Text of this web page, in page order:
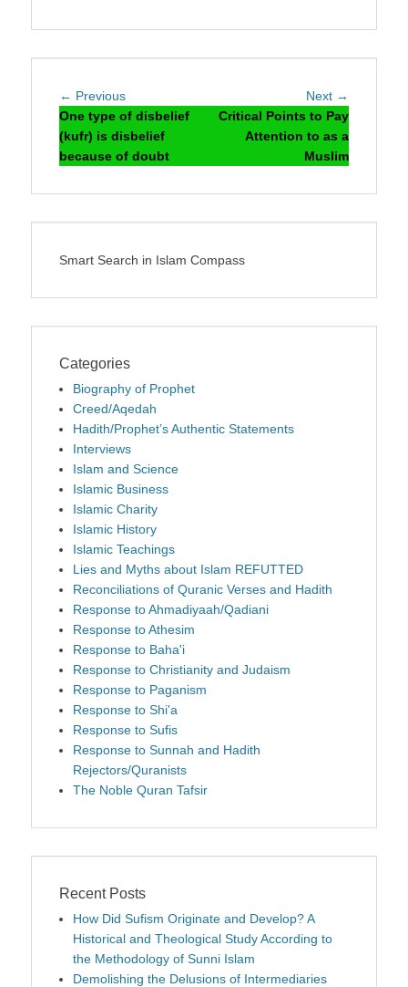
Post
navigation
← PreviousPrevious
post:
One type of disbelief
(kufr) is disbelief
because of doubt
Next →
post:
Critical Points to Pay
Attention to as a
Muslim
Smart Search in Islam Compass
Categories
Biography of Prophet
Creed/Aqedah
Hadith/Prophet’s Authentic Statements
Interviews
Islam and Science
Islamic Business
Islamic Charity
Islamic History
Islamic Teachings
Lies and Myths about Islam REFUTTED
Reconciliations of Quranic Verses and Hadith
Response to Ahmadiyaah/Qadiani
Response to Athesim
Response to Baha'i
Response to Christianity and Judaism
Response to Paganism
Response to Shi'a
Response to Sufis
Response to Sunnah and Hadith
Rejectors/Quranists
The Noble Quran Tafsir
Recent Posts
How Did Sufism Originate and Develop? A
Historical and Theological Study According to
the Methodology of Sunni Islam
Demolishing the Delusions of Intermediaries